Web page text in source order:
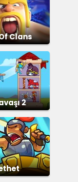
Clans
2